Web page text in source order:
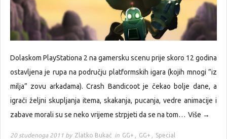
Dolaskom PlayStationa 2 na gamersku scenu prije skoro 12 godina
ostavljena je rupa na području platformskih igara (kojih mnogi ”iz
milja” zovu arkadama). Crash Bandicoot je čekao bolje dane, a
igrači željni skupljanja itema, skakanja, pucanja, vedre animacije i
zabave morali su se neko vrijeme strpjeti da se na tom… Više →
20 studenoga 2011 by Zlatko Bukač in GG+ , GG+ , Special